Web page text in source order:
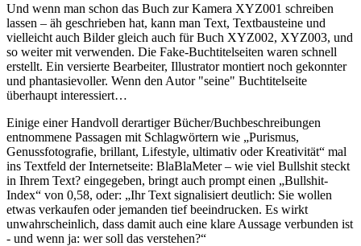
Und wenn man schon das Buch zur Kamera XYZ001 schreiben
lassen – äh geschrieben hat, kann man Text, Textbausteine und
vielleicht auch Bilder gleich auch für Buch XYZ002, XYZ003, und
so weiter mit verwenden. Die Fake-Buchtitelseiten waren schnell
erstellt. Ein versierte Bearbeiter, Illustrator montiert noch gekonnter
und phantasievoller. Wenn den Autor "seine" Buchtitelseite
überhaupt interessiert…
Einige einer Handvoll derartiger Bücher/Buchbeschreibungen
entnommene Passagen mit Schlagwörtern wie „Purismus,
Genussfotografie, brillant, Lifestyle, ultimativ oder Kreativität“ mal
ins Textfeld der Internetseite: BlaBlaMeter – wie viel Bullshit steckt
in Ihrem Text? eingegeben, bringt auch prompt einen „Bullshit-
Index“ von 0,58, oder: „Ihr Text signalisiert deutlich: Sie wollen
etwas verkaufen oder jemanden tief beeindrucken. Es wirkt
unwahrscheinlich, dass damit auch eine klare Aussage verbunden ist
- und wenn ja: wer soll das verstehen?“